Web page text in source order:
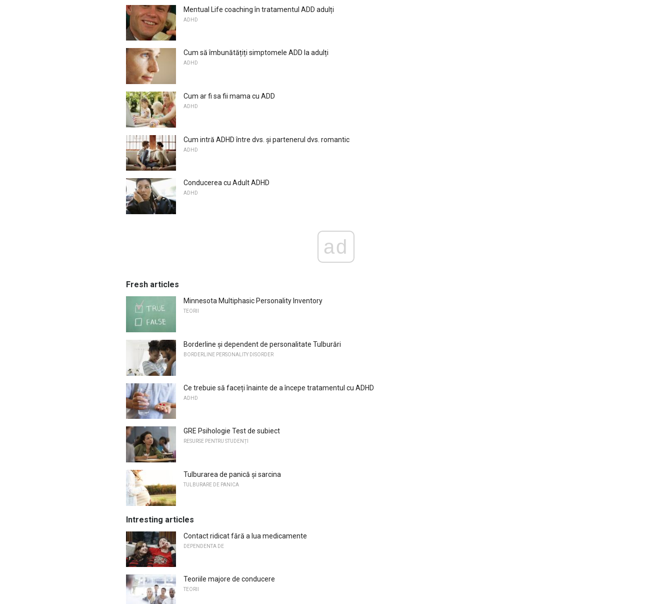
Mentual Life coaching în tratamentul ADD adulți
ADHD
Cum să îmbunătățiți simptomele ADD la adulți
ADHD
Cum ar fi sa fii mama cu ADD
ADHD
Cum intră ADHD între dvs. și partenerul dvs. romantic
ADHD
Conducerea cu Adult ADHD
ADHD
ad
Fresh articles
Minnesota Multiphasic Personality Inventory
TEORII
Borderline și dependent de personalitate Tulburări
BORDERLINE PERSONALITY DISORDER
Ce trebuie să faceți înainte de a începe tratamentul cu ADHD
ADHD
GRE Psihologie Test de subiect
RESURSE PENTRU STUDENȚI
Tulburarea de panică și sarcina
TULBURARE DE PANICA
Intresting articles
Contact ridicat fără a lua medicamente
DEPENDENTA DE
Teoriile majore de conducere
TEORII